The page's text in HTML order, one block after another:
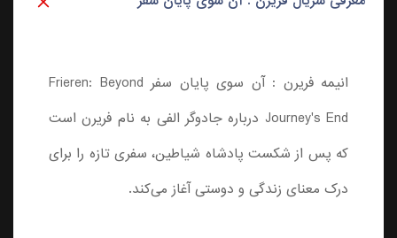
انیمه فریرن : آن سوی پایان سفر Frieren: Beyond
Journey's End درباره جادوگر الفی به نام فریرن است
که پس از شکست پادشاه شیاطین، سفری تازه را برای
درک معنای زندگی و دوستی آغاز می‌کند.